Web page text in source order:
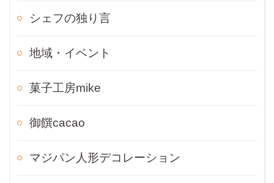
シェフの独り言
地域・イベント
菓子工房mike
御饌cacao
マジパン人形デコレーション